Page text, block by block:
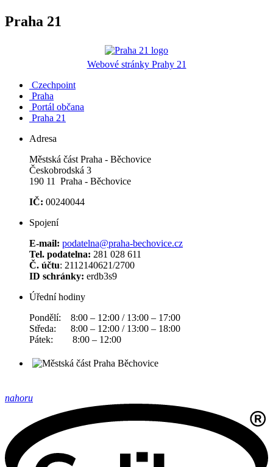
Praha 21
Webové stránky Prahy 21
Czechpoint
Praha
Portál občana
Praha 21
Adresa
Městská část Praha - Běchovice
Českobrodská 3
190 11 Praha - Běchovice
IČ: 00240044
Spojení
E-mail: podatelna@praha-bechovice.cz
Tel. podatelna: 281 028 611
Č. účtu: 2112140621/2700
ID schránky: erdb3s9
Úřední hodiny
Pondělí: 8:00 – 12:00 / 13:00 – 17:00
Středa: 8:00 – 12:00 / 13:00 – 18:00
Pátek: 8:00 – 12:00
nahoru